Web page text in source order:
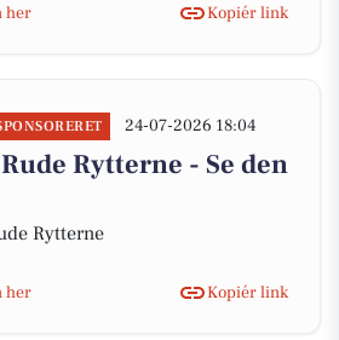
her Kopiér link
24-07-2026 18:04
Rytterne - Se den
Rytterne
her Kopiér link